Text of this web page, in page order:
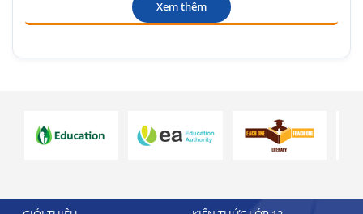
Xem thêm